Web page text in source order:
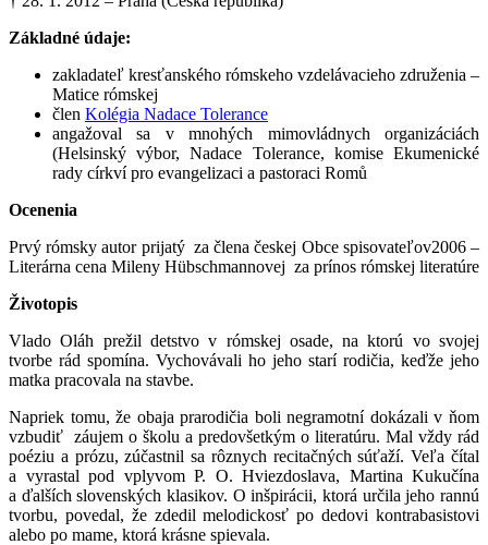
Základné údaje:
zakladateľ kresťanského rómskeho vzdelávacieho združenia –
Matice rómskej
člen Kolégia Nadace Tolerance
angažoval sa v mnohých mimovládnych organizáciách
(Helsinský výbor, Nadace Tolerance, komise Ekumenické
rady církví pro evangelizaci a pastoraci Romů
Ocenenia
Prvý rómsky autor prijatý za člena českej Obce spisovateľov2006 –
Literárna cena Mileny Hübschmannovej za prínos rómskej literatúre
Životopis
Vlado Oláh prežil detstvo v rómskej osade, na ktorú vo svojej
tvorbe rád spomína. Vychovávali ho jeho starí rodičia, keďže jeho
matka pracovala na stavbe.
Napriek tomu, že obaja prarodičia boli negramotní dokázali v ňom
vzbudiť záujem o školu a predovšetkým o literatúru. Mal vždy rád
poéziu a prózu, zúčastnil sa rôznych recitačných súťaží. Veľa čítal
a vyrastal pod vplyvom P. O. Hviezdoslava, Martina Kukučína
a ďalších slovenských klasikov. O inšpirácii, ktorá určila jeho rannú
tvorbu, povedal, že zdedil melodickosť po dedovi kontrabasistovi
alebo po mame, ktorá krásne spievala.